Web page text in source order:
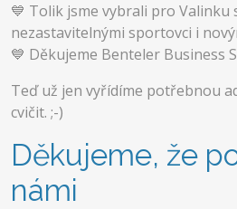
💙 Tolik jsme vybrali pro Valinku
nezastavitelnými sportovci i
💙 Děkujeme Benteler Business
Teď už jen vyřídíme potřebnou
cvičit. ;-)
Děkujeme, že
námi